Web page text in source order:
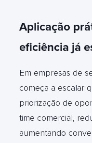
Aplicação
eficiência já
Em empresas de
começa a escalar
priorização de
time comercial,
aumentando